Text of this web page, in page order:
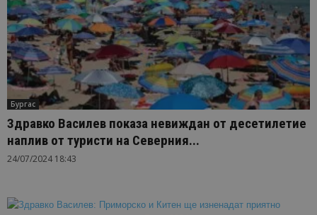
Бургас
Здравко Василев показа невиждан от десетилетие
наплив от туристи на Северния...
24/07/2024 18:43